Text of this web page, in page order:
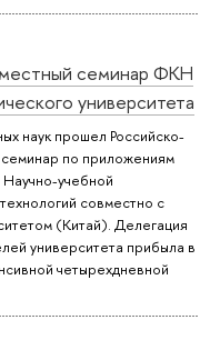
семинар ФКН
университета
наук прошел Российско-
семинар по приложениям
учебной
совместно с
(Китай). Делегация
университета прибыла в
четырехдневной